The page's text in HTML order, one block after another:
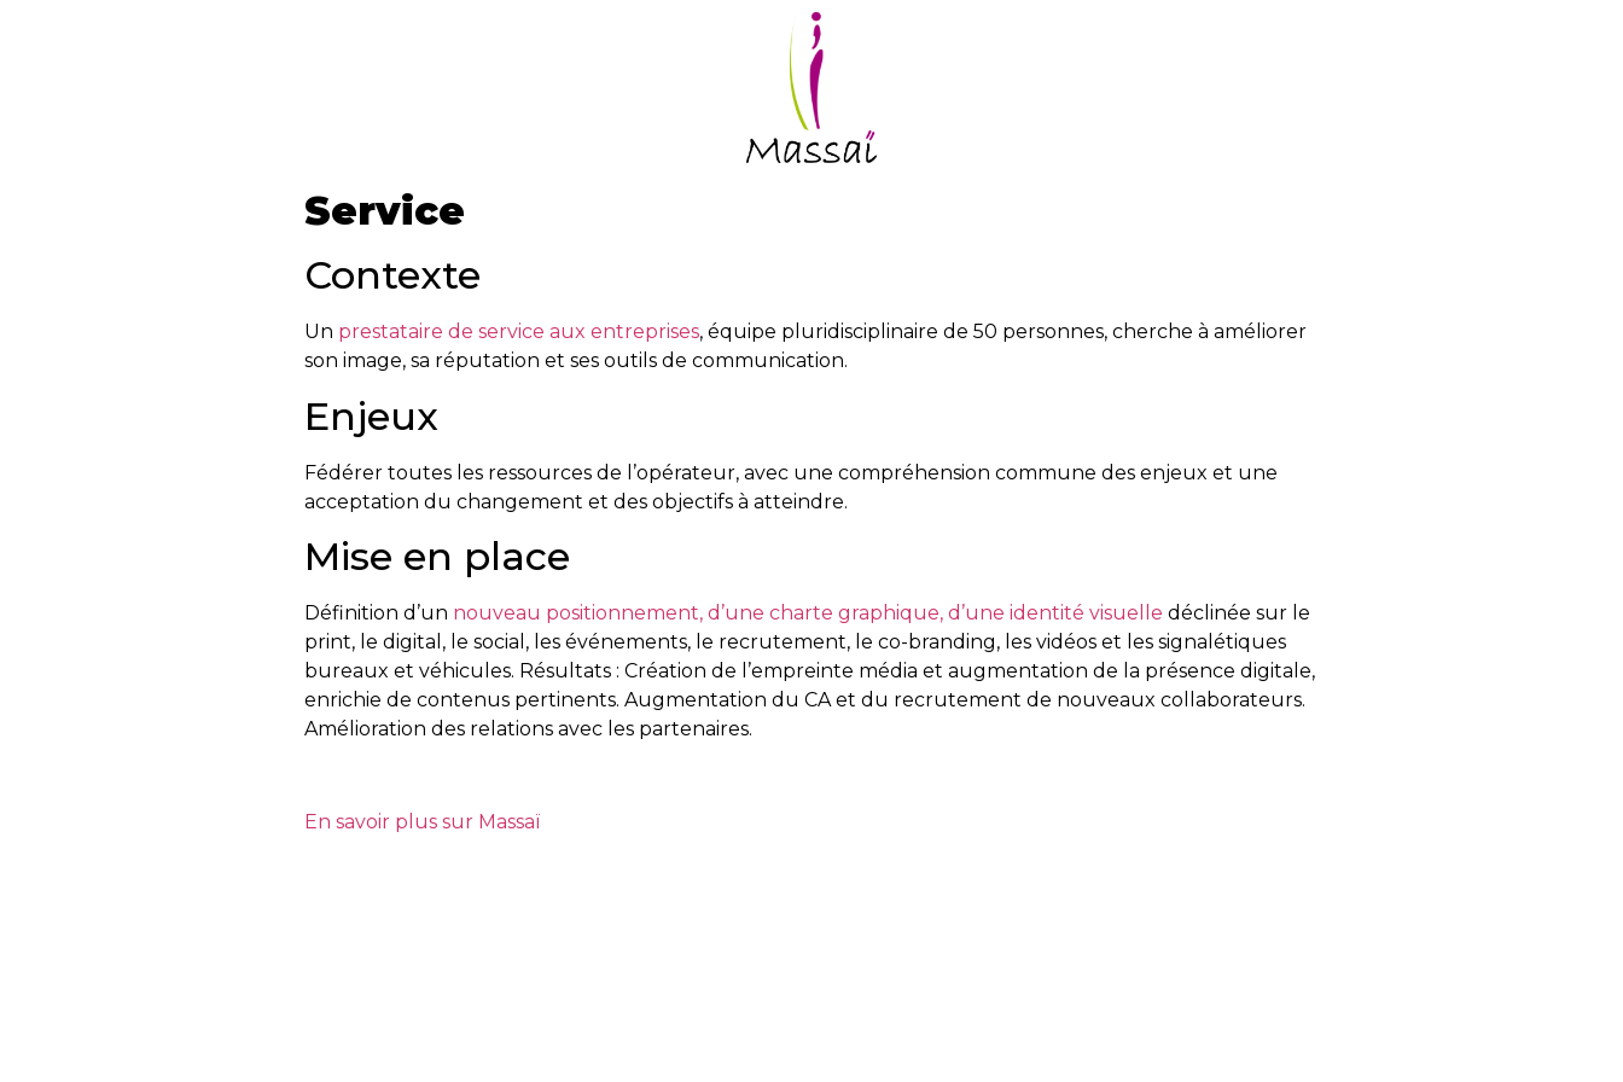
Service
Contexte
Un prestataire de service aux entreprises, équipe pluridisciplinaire de 50 personnes, cherche à améliorer
son image, sa réputation et ses outils de communication.
Enjeux
Fédérer toutes les ressources de l’opérateur, avec une compréhension commune des enjeux et une
acceptation du changement et des objectifs à atteindre.
Mise en place
Définition d’un nouveau positionnement, d’une charte graphique, d’une identité visuelle déclinée sur le
print, le digital, le social, les événements, le recrutement, le co-branding, les vidéos et les signalétiques
bureaux et véhicules. Résultats : Création de l’empreinte média et augmentation de la présence digitale,
enrichie de contenus pertinents. Augmentation du CA et du recrutement de nouveaux collaborateurs.
Amélioration des relations avec les partenaires.
En savoir plus sur Massaï